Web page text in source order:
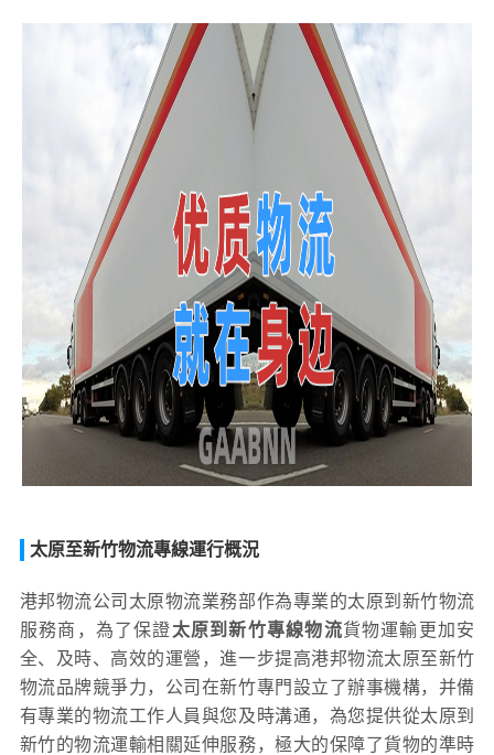
太原至新竹物流專線運行概況
港邦物流公司太原物流業務部作為專業的太原到新竹物流
服務商，為了保證太原到新竹專線物流貨物運輸更加安
全、及時、高效的運營，進一步提高港邦物流太原至新竹
物流品牌競爭力，公司在新竹專門設立了辦事機構，并備
有專業的物流工作人員與您及時溝通，為您提供從太原到
新竹的物流運輸相關延伸服務，極大的保障了貨物的準時